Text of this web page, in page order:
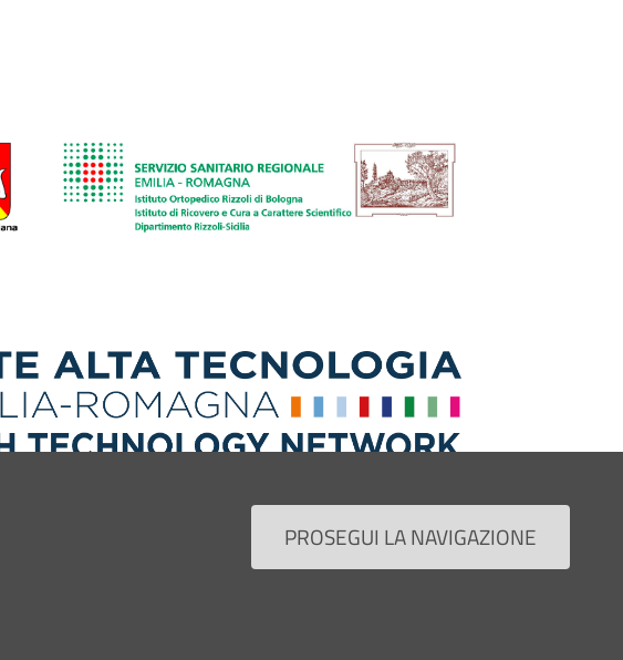
PROSEGUI LA NAVIGAZIONE